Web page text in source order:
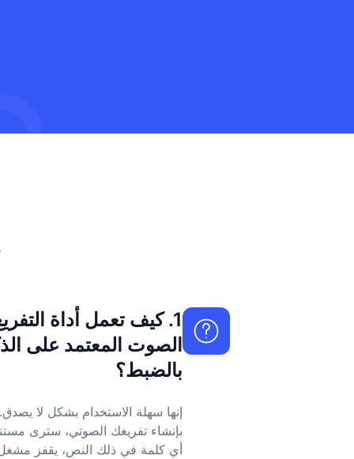
1. كيف تعمل أداة
الصوت المعتمد على
بالضبط؟
بإنشاء تفريغك الصوتي، سترى
أي كلمة في ذلك النص، يقفز مشغل